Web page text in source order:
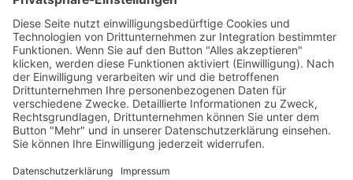
Kontakt Messen Zahlen und Fakten Downloads
Denken Sie Über uns